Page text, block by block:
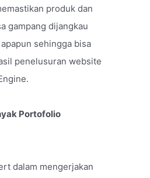
produk dan
gampang dijangkau
sehingga bisa
penelusuran website
Portofolio
dalam mengerjakan